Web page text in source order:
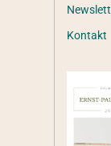
Kontakt